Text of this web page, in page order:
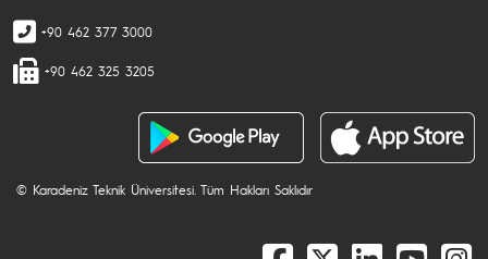
+90 462 377 3000
+90 462 325 3205
© Karadeniz Teknik Üniversitesi. Tüm Hakları Saklıdır